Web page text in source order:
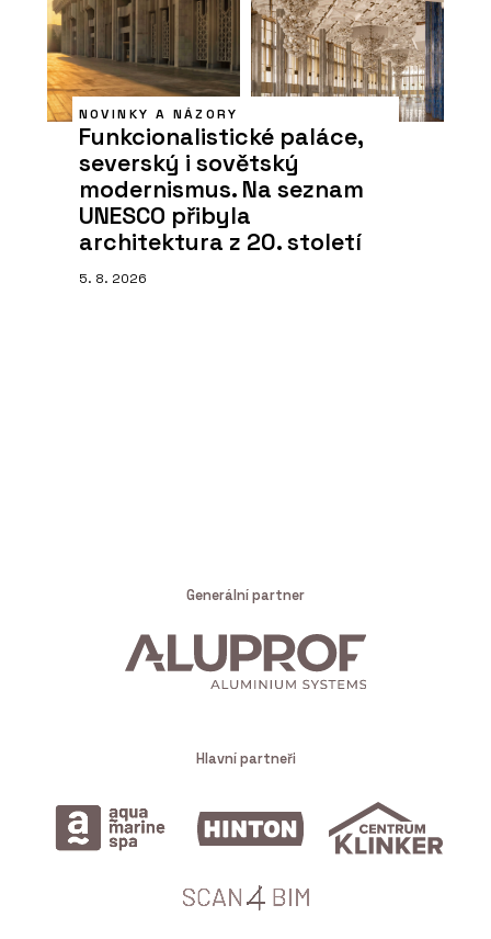
NOVINKY A NÁZORY
Funkcionalistické paláce,
severský i sovětský
modernismus. Na seznam
UNESCO přibyla
architektura z 20. století
5. 8. 2026
Generální partner
Hlavní partneři